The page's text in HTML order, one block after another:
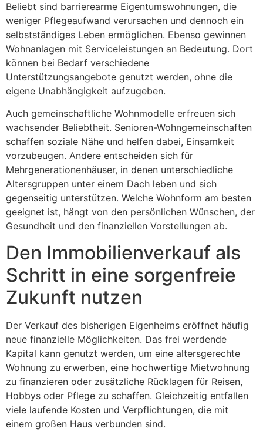
Beliebt sind barrierearme Eigentumswohnungen, die
weniger Pflegeaufwand verursachen und dennoch ein
selbstständiges Leben ermöglichen. Ebenso gewinnen
Wohnanlagen mit Serviceleistungen an Bedeutung. Dort
können bei Bedarf verschiedene
Unterstützungsangebote genutzt werden, ohne die
eigene Unabhängigkeit aufzugeben.
Auch gemeinschaftliche Wohnmodelle erfreuen sich
wachsender Beliebtheit. Senioren-Wohngemeinschaften
schaffen soziale Nähe und helfen dabei, Einsamkeit
vorzubeugen. Andere entscheiden sich für
Mehrgenerationenhäuser, in denen unterschiedliche
Altersgruppen unter einem Dach leben und sich
gegenseitig unterstützen. Welche Wohnform am besten
geeignet ist, hängt von den persönlichen Wünschen, der
Gesundheit und den finanziellen Vorstellungen ab.
Den Immobilienverkauf als
Schritt in eine sorgenfreie
Zukunft nutzen
Der Verkauf des bisherigen Eigenheims eröffnet häufig
neue finanzielle Möglichkeiten. Das frei werdende
Kapital kann genutzt werden, um eine altersgerechte
Wohnung zu erwerben, eine hochwertige Mietwohnung
zu finanzieren oder zusätzliche Rücklagen für Reisen,
Hobbys oder Pflege zu schaffen. Gleichzeitig entfallen
viele laufende Kosten und Verpflichtungen, die mit
einem großen Haus verbunden sind.